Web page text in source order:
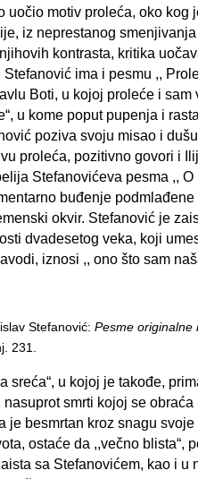
uočio motiv proleća, oko kog
iz neprestanog
kontrasta, kritika
ima i pesmu ,,
Boti, u kojoj proleće i sam
u kome poput pupenja i
poziva svoju misao i
proleća, pozitivno govori i
Stefanovićeva pesma ,,
buđenje
okvir. Stefanović je
dvadesetog veka, koji
iznosi ,, ono što sam
Stefanović: Pesme originalne
231.
sreća“, u kojoj je takođe,
smrti kojoj se obraća
je besmrtan kroz snagu
ostaće da ,,večno blista“,
sa Stefanovićem, kao i u